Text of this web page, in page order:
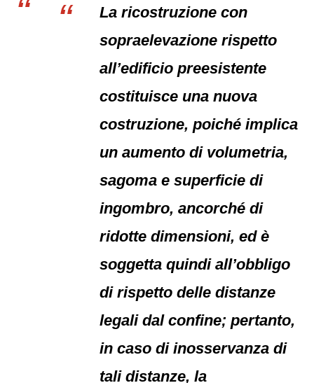
La ricostruzione con
sopraelevazione rispetto
all’edificio preesistente
costituisce una nuova
costruzione, poiché implica
un aumento di volumetria,
sagoma e superficie di
ingombro, ancorché di
ridotte dimensioni, ed è
soggetta quindi all’obbligo
di rispetto delle distanze
legali dal confine; pertanto,
in caso di inosservanza di
tali distanze, la